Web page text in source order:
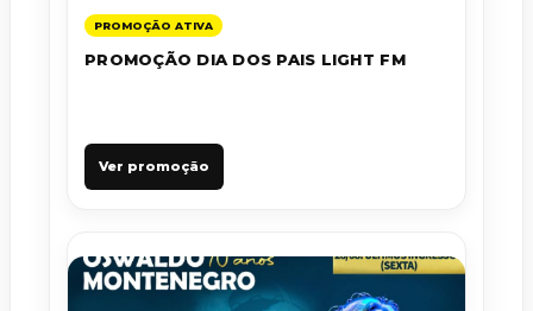
PROMOÇÃO ATIVA
PROMOÇÃO DIA DOS PAIS LIGHT FM
Ver promoção